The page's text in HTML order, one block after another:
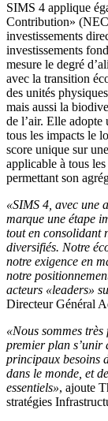
SIMS 4 applique
Contribution»
investissements
investissements
mesure le degré
avec la transition
des unités
mais aussi la
de l’air. Elle adopte
tous les impacts le
score unique sur
applicable à tous les
permettant son
«SIMS 4, avec une
marque une étape
tout en consolidant
diversifiés. Notre
notre exigence en
notre
acteurs «leaders»
Directeur Général
«Nous sommes
premier plan s’unir
principaux besoins
dans le monde, et
essentiels», ajoute
stratégies